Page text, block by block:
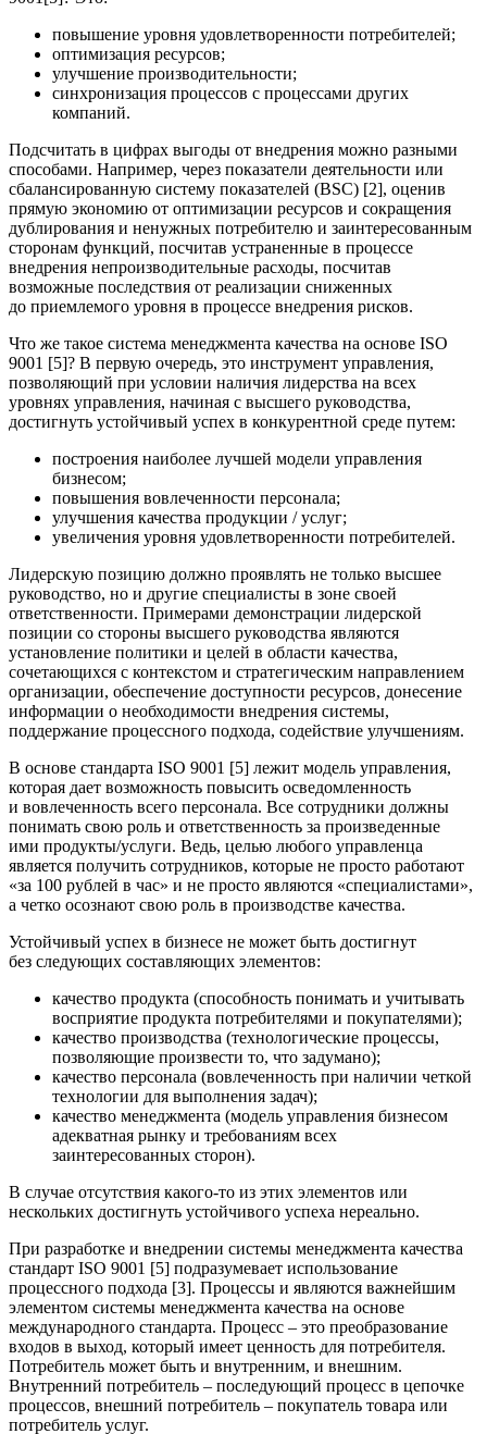
повышение уровня удовлетворенности потребителей;
оптимизация ресурсов;
улучшение производительности;
синхронизация процессов с процессами других
компаний.
Подсчитать в цифрах выгоды от внедрения можно разными
способами. Например, через показатели деятельности или
сбалансированную систему показателей (BSC) [2], оценив
прямую экономию от оптимизации ресурсов и сокращения
дублирования и ненужных потребителю и заинтересованным
сторонам функций, посчитав устраненные в процессе
внедрения непроизводительные расходы, посчитав
возможные последствия от реализации сниженных
до приемлемого уровня в процессе внедрения рисков.
Что же такое система менеджмента качества на основе ISO
9001 [5]? В первую очередь, это инструмент управления,
позволяющий при условии наличия лидерства на всех
уровнях управления, начиная с высшего руководства,
достигнуть устойчивый успех в конкурентной среде путем:
построения наиболее лучшей модели управления
бизнесом;
повышения вовлеченности персонала;
улучшения качества продукции / услуг;
увеличения уровня удовлетворенности потребителей.
Лидерскую позицию должно проявлять не только высшее
руководство, но и другие специалисты в зоне своей
ответственности. Примерами демонстрации лидерской
позиции со стороны высшего руководства являются
установление политики и целей в области качества,
сочетающихся с контекстом и стратегическим направлением
организации, обеспечение доступности ресурсов, донесение
информации о необходимости внедрения системы,
поддержание процессного подхода, содействие улучшениям.
В основе стандарта ISO 9001 [5] лежит модель управления,
которая дает возможность повысить осведомленность
и вовлеченность всего персонала. Все сотрудники должны
понимать свою роль и ответственность за произведенные
ими продукты/услуги. Ведь, целью любого управленца
является получить сотрудников, которые не просто работают
«за 100 рублей в час» и не просто являются «специалистами»,
а четко осознают свою роль в производстве качества.
Устойчивый успех в бизнесе не может быть достигнут
без следующих составляющих элементов:
качество продукта (способность понимать и учитывать
восприятие продукта потребителями и покупателями);
качество производства (технологические процессы,
позволяющие произвести то, что задумано);
качество персонала (вовлеченность при наличии четкой
технологии для выполнения задач);
качество менеджмента (модель управления бизнесом
адекватная рынку и требованиям всех
заинтересованных сторон).
В случае отсутствия какого-то из этих элементов или
нескольких достигнуть устойчивого успеха нереально.
При разработке и внедрении системы менеджмента качества
стандарт ISO 9001 [5] подразумевает использование
процессного подхода [3]. Процессы и являются важнейшим
элементом системы менеджмента качества на основе
международного стандарта. Процесс – это преобразование
входов в выход, который имеет ценность для потребителя.
Потребитель может быть и внутренним, и внешним.
Внутренний потребитель – последующий процесс в цепочке
процессов, внешний потребитель – покупатель товара или
потребитель услуг.